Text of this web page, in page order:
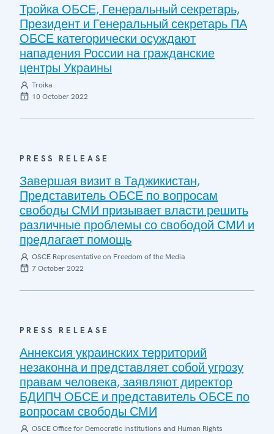
Тройка ОБСЕ, Генеральный секретарь,
Президент и Генеральный секретарь ПА
ОБСЕ категорически осуждают
нападения России на гражданские
центры Украины
Troika
10 October 2022
PRESS RELEASE
Завершая визит в Таджикистан,
Представитель ОБСЕ по вопросам
свободы СМИ призывает власти решить
различные проблемы со свободой СМИ и
предлагает помощь
OSCE Representative on Freedom of the Media
7 October 2022
PRESS RELEASE
Аннексия украинских территорий
незаконна и представляет собой угрозу
правам человека, заявляют директор
БДИПЧ ОБСЕ и представитель ОБСЕ по
вопросам свободы СМИ
OSCE Office for Democratic Institutions and Human Rights